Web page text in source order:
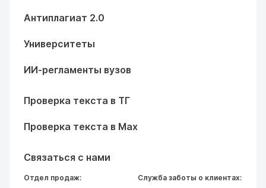
Антиплагиат 2.0
Университеты
ИИ-регламенты вузов
Проверка текста в ТГ
Проверка текста в Max
Связаться с нами
Отдел продаж:
Служба заботы о клиентах: